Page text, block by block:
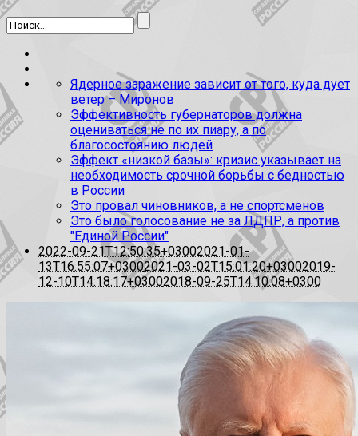
Ядерное заражение зависит от того, куда дует
ветер – Миронов
Эффективность губернаторов должна
оцениваться не по их пиару, а по
благосостоянию людей
Эффект «низкой базы»: кризис указывает на
необходимость срочной борьбы с бедностью
в России
Это провал чиновников, а не спортсменов
Это было голосование не за ЛДПР, а против
"Единой России"
2022-09-21T12:50:35+03002021-01-
13T16:55:07+03002021-03-02T15:01:20+03002019-
12-10T14:18:17+03002018-09-25T14:10:08+0300